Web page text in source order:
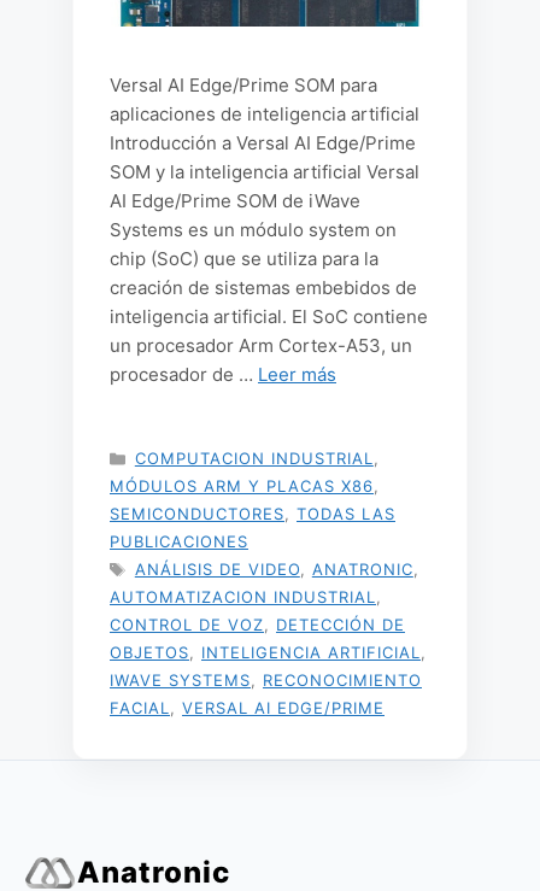
Versal AI Edge/Prime SOM para
aplicaciones de inteligencia artificial
Introducción a Versal AI Edge/Prime
SOM y la inteligencia artificial Versal
AI Edge/Prime SOM de iWave
Systems es un módulo system on
chip (SoC) que se utiliza para la
creación de sistemas embebidos de
inteligencia artificial. El SoC contiene
un procesador Arm Cortex-A53, un
procesador de … Leer más
CATEGORÍAS
COMPUTACION INDUSTRIAL
MÓDULOS ARM Y PLACAS X86
SEMICONDUCTORES
TODAS LAS
PUBLICACIONES
ETIQUETAS
ANÁLISIS DE VIDEO ANATRONIC
AUTOMATIZACION INDUSTRIAL
CONTROL DE VOZ
DETECCIÓN DE
OBJETOS
INTELIGENCIA ARTIFICIAL
IWAVE SYSTEMS
RECONOCIMIENTO
FACIAL
VERSAL AI EDGE/PRIME
Anatronic